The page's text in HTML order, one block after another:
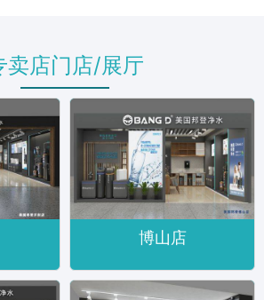
卖店门店/展厅
博山店